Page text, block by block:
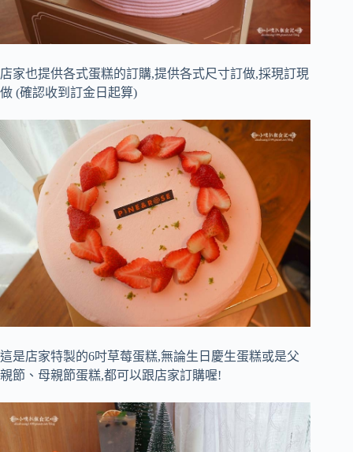
店家也提供各式蛋糕的訂購,提供各式尺寸訂做,採現訂現
做 (確認收到訂金日起算)
這是店家特製的6吋草莓蛋糕,無論生日慶生蛋糕或是父
親節、母親節蛋糕,都可以跟店家訂購喔!